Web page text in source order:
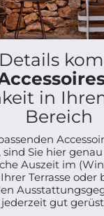
in
Bereich
Sie hier
Auszeit im
Terrasse
jederzeit gut